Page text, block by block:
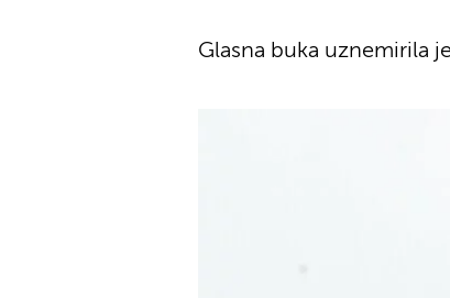
Glasna buka uznemirila